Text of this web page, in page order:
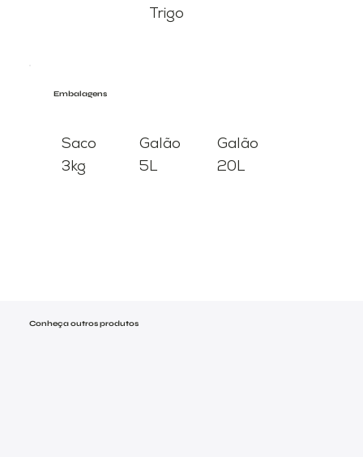
Conheça outros produtos
Trigo
Embalagens
Saco
3kg
Galão
5L
Galão
20L